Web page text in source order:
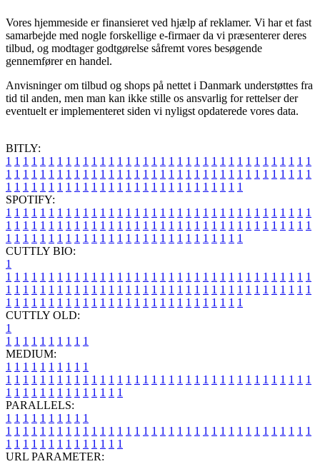
Vores hjemmeside er finansieret ved hjælp af reklamer. Vi har et fast
samarbejde med nogle forskellige e-firmaer da vi præsenterer deres
tilbud, og modtager godtgørelse såfremt vores besøgende
gennemfører en handel.
Anvisninger om tilbud og shops på nettet i Danmark understøttes fra
tid til anden, men man kan ikke stille os ansvarlig for rettelser der
eventuelt er implementeret siden vi nyligst opdaterede vores data.
BITLY:
1 1 1 1 1 1 1 1 1 1 1 1 1 1 1 1 1 1 1 1 1 1 1 1 1 1 1 1 1 1 1 1 1 1 1 1
1 1 1 1 1 1 1 1 1 1 1 1 1 1 1 1 1 1 1 1 1 1 1 1 1 1 1 1 1 1 1 1 1 1 1 1
1 1 1 1 1 1 1 1 1 1 1 1 1 1 1 1 1 1 1 1 1 1 1 1 1 1 1 1
SPOTIFY:
1 1 1 1 1 1 1 1 1 1 1 1 1 1 1 1 1 1 1 1 1 1 1 1 1 1 1 1 1 1 1 1 1 1 1 1
1 1 1 1 1 1 1 1 1 1 1 1 1 1 1 1 1 1 1 1 1 1 1 1 1 1 1 1 1 1 1 1 1 1 1 1
1 1 1 1 1 1 1 1 1 1 1 1 1 1 1 1 1 1 1 1 1 1 1 1 1 1 1 1
CUTTLY BIO:
1
1 1 1 1 1 1 1 1 1 1 1 1 1 1 1 1 1 1 1 1 1 1 1 1 1 1 1 1 1 1 1 1 1 1 1 1
1 1 1 1 1 1 1 1 1 1 1 1 1 1 1 1 1 1 1 1 1 1 1 1 1 1 1 1 1 1 1 1 1 1 1 1
1 1 1 1 1 1 1 1 1 1 1 1 1 1 1 1 1 1 1 1 1 1 1 1 1 1 1 1
CUTTLY OLD:
1
1 1 1 1 1 1 1 1 1 1
MEDIUM:
1 1 1 1 1 1 1 1 1 1
1 1 1 1 1 1 1 1 1 1 1 1 1 1 1 1 1 1 1 1 1 1 1 1 1 1 1 1 1 1 1 1 1 1 1 1
1 1 1 1 1 1 1 1 1 1 1 1 1 1
PARALLELS:
1 1 1 1 1 1 1 1 1 1
1 1 1 1 1 1 1 1 1 1 1 1 1 1 1 1 1 1 1 1 1 1 1 1 1 1 1 1 1 1 1 1 1 1 1 1
1 1 1 1 1 1 1 1 1 1 1 1 1 1
URL PARAMETER: